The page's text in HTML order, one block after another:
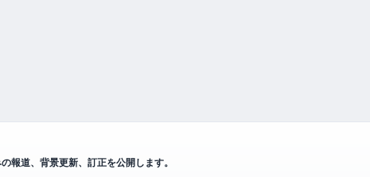
報道、背景更新、訂正を公開します。